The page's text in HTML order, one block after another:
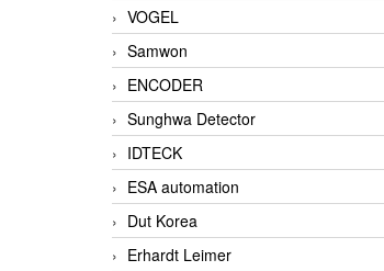
VOGEL
Samwon
ENCODER
Sunghwa Detector
IDTECK
ESA automation
Dut Korea
Erhardt Leimer